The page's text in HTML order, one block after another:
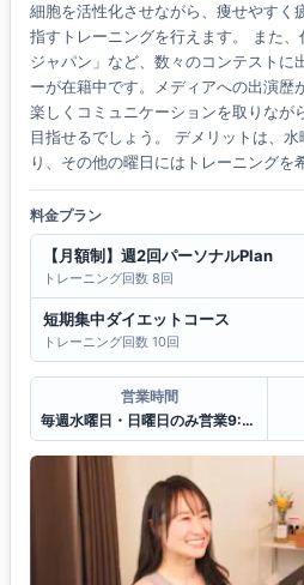
細胞を活性化させながら、痩せやすく
指すトレーニングを行えます。 また
ジャパン」など、数々のコンテストに
ーが在籍中です。メディアへの出演歴
楽しくコミュニケーションを取りなが
目指せるでしょう。 デメリットは、
り、その他の曜日にはトレーニングを
料金プラン
【月額制】週2回パーソナルPlan
トレーニング回数 8回
短期集中ダイエットコース
トレーニング回数 10回
営業時間
毎週水曜日・日曜日のみ営業9:00〜22:00